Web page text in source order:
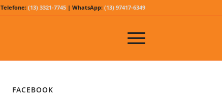
Telefone:(13) 3321-7745 | WhatsApp:(13) 97417-6349
FACEBOOK